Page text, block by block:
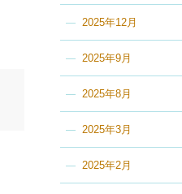
2025年12月
2025年9月
2025年8月
2025年3月
2025年2月